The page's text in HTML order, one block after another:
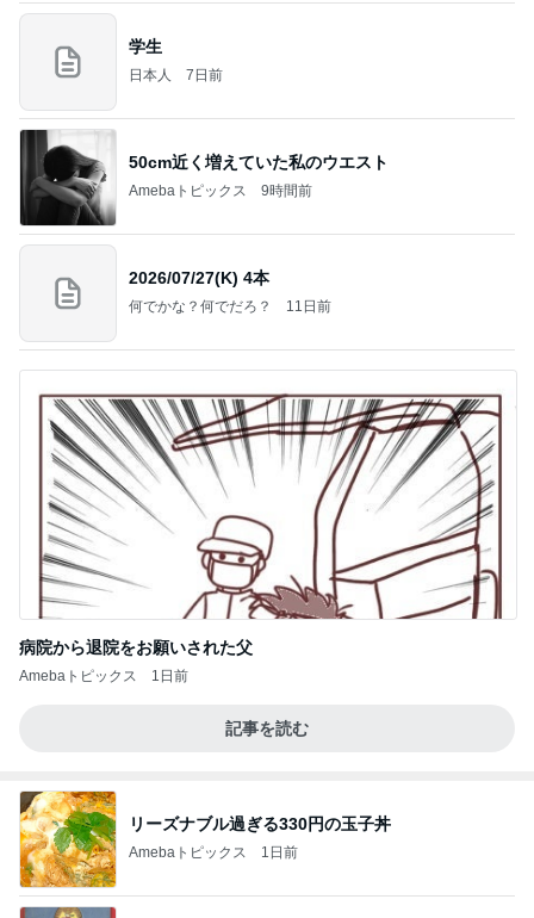
学生
日本人 7日前
50cm近く増えていた私のウエスト
Amebaトピックス 9時間前
2026/07/27(K) 4本
何でかな？何でだろ？ 11日前
病院から退院をお願いされた父
Amebaトピックス 1日前
記事を読む
リーズナブル過ぎる330円の玉子丼
Amebaトピックス 1日前